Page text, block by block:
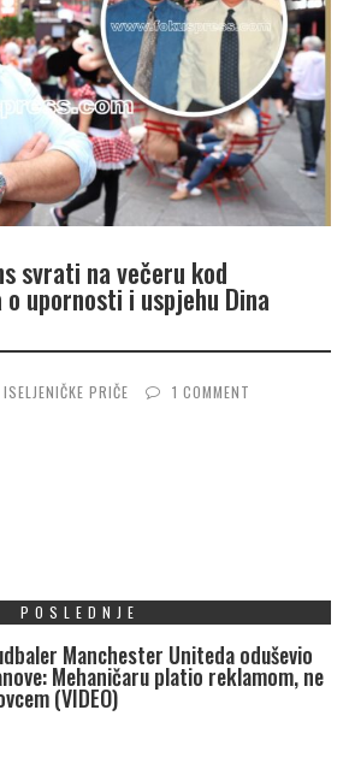
svrati na večeru kod
upornosti i uspjehu Dina
ISELJENIČKE PRIČE 1 COMMENT
POSLEDNJE
Manchester Uniteda oduševio
Mehaničaru platio reklamom, ne
(VIDEO)